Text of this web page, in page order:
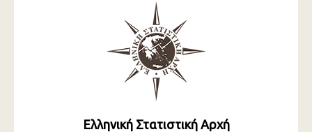
Ελληνική Στατιστική Αρχή